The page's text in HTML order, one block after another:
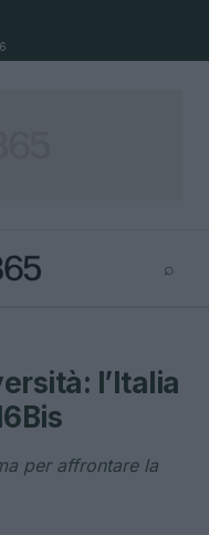
⌕
l’Italia
per affrontare la